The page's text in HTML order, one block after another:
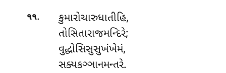
૧૧.
કુમારોચારુધાતીહિ,
તોસિતારાજમન્દિરે;
વુદ્ધોસિસુસુખંખેમં,
સક્યકઞ્ઞાનમન્તરે.